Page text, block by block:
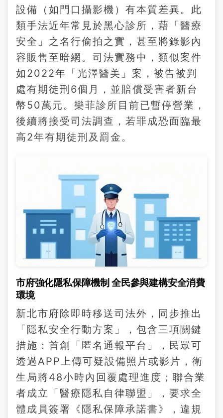
設備（如門口攝影機）有本質差異。此
類手法近年常見於黑心診所，藉「醫療
安全」之名行偷拍之實，甚至將錄影內
容販售至暗網。司法實務中，類似案件
如2022年「光澤醫美」案，被告被判
處有期徒刑6個月，並賠償受害者新台
幣50萬元。樂菲診所目前已暫停營業，
後續將接受司法調查，若罪成恐面臨最
高2年有期徒刑及罰金。
市府強化隱私保障機制 全民參與建構安全消費
環境
新北市府除即時移送司法外，同步推出
「隱私安全行動方案」，包含三項關鍵
措施：首創「匿名通報平台」，民眾可
透過APP上傳可疑設備照片或影片，衛
生局將48小時內回覆處理進度；聯合業
者成立「醫療隱私自律聯盟」，要求全
體成員簽署《隱私保障承諾書》，違規